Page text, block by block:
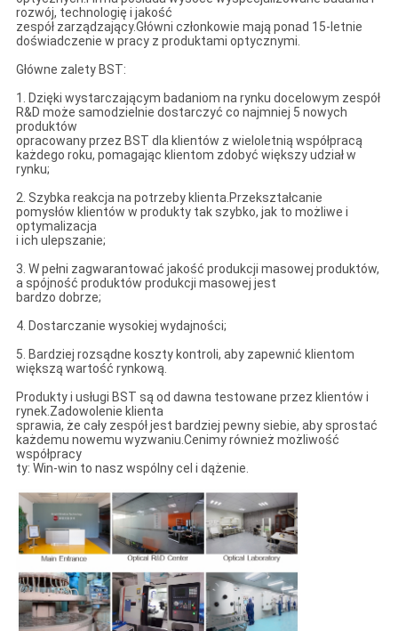
rozwój, technologię i jakość
zespół zarządzający.Główni członkowie mają ponad 15-letnie
doświadczenie w pracy z produktami optycznymi.
Główne zalety BST:
1. Dzięki wystarczającym badaniom na rynku docelowym zespół
R&D może samodzielnie dostarczyć co najmniej 5 nowych
produktów
opracowany przez BST dla klientów z wieloletnią współpracą
każdego roku, pomagając klientom zdobyć większy udział w
rynku;
2. Szybka reakcja na potrzeby klienta.Przekształcanie
pomysłów klientów w produkty tak szybko, jak to możliwe i
optymalizacja
i ich ulepszanie;
3. W pełni zagwarantować jakość produkcji masowej produktów,
a spójność produktów produkcji masowej jest
bardzo dobrze;
4. Dostarczanie wysokiej wydajności;
5. Bardziej rozsądne koszty kontroli, aby zapewnić klientom
większą wartość rynkową.
Produkty i usługi BST są od dawna testowane przez klientów i
rynek.Zadowolenie klienta
sprawia, że ​​cały zespół jest bardziej pewny siebie, aby sprostać
każdemu nowemu wyzwaniu.Cenimy również możliwość
współpracy
ty: Win-win to nasz wspólny cel i dążenie.